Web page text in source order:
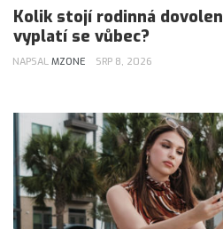
Kolik stojí rodinná
vyplatí se vůbec?
NAPSAL MZONE SRP 8, 2026